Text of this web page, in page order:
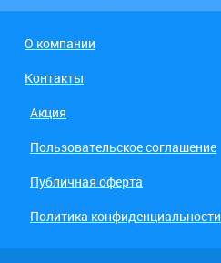
О компании
Контакты
Акция
Пользовательское соглашение
Публичная оферта
Политика конфиденциальности